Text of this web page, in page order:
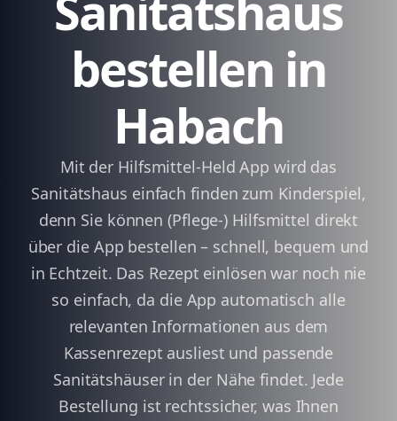
bestellen in
Habach
Mit der Hilfsmittel-Held App wird das
Sanitätshaus einfach finden zum Kinderspiel,
denn Sie können (Pflege-) Hilfsmittel direkt
über die App bestellen – schnell, bequem und
in Echtzeit. Das Rezept einlösen war noch nie
so einfach, da die App automatisch alle
relevanten Informationen aus dem
Kassenrezept ausliest und passende
Sanitätshäuser in der Nähe findet. Jede
Bestellung ist rechtssicher, was Ihnen